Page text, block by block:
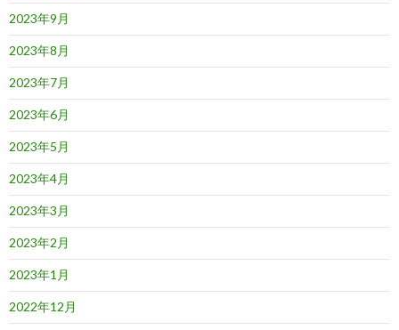
2023年9月
2023年8月
2023年7月
2023年6月
2023年5月
2023年4月
2023年3月
2023年2月
2023年1月
2022年12月